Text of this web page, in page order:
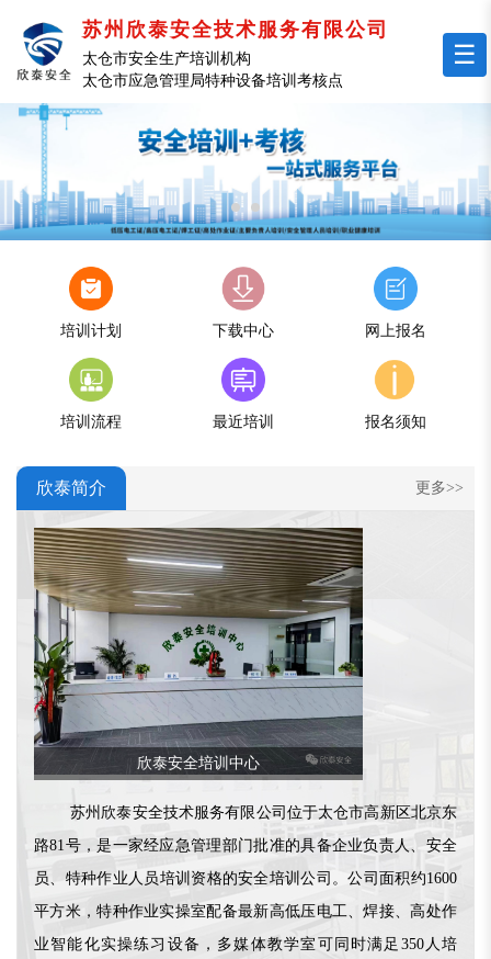
☰
苏州欣泰安全技术服务有限公司
太仓市安全生产培训机构
太仓市应急管理局特种设备培训考核点
培训计划 下载中心 网上报名
培训流程 最近培训 报名须知
欣泰简介 更多>>
欣泰安全培训中心
苏州欣泰安全技术服务有限公司位于太仓市高新区北京东
路81号，是一家经应急管理部门批准的具备企业负责人、安全
员、特种作业人员培训资格的安全培训公司。公司面积约1600
平方米，特种作业实操室配备最新高低压电工、焊接、高处作
业智能化实操练习设备，多媒体教学室可同时满足350人培